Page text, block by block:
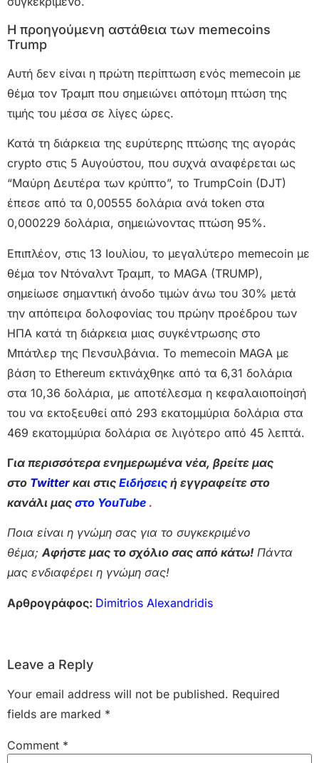
Η προηγούμενη αστάθεια των memecoins
Trump
Αυτή δεν είναι η πρώτη περίπτωση ενός memecoin με
θέμα τον Τραμπ που σημειώνει απότομη πτώση της
τιμής του μέσα σε λίγες ώρες.
Κατά τη διάρκεια της ευρύτερης πτώσης της αγοράς
crypto στις 5 Αυγούστου, που συχνά αναφέρεται ως
“Μαύρη Δευτέρα των κρύπτο”, το TrumpCoin (DJT)
έπεσε από τα 0,00555 δολάρια ανά token στα
0,000229 δολάρια, σημειώνοντας πτώση 95%.
Επιπλέον, στις 13 Ιουλίου, το μεγαλύτερο memecoin με
θέμα τον Ντόναλντ Τραμπ, το MAGA (TRUMP),
σημείωσε σημαντική άνοδο τιμών άνω του 30% μετά
την απόπειρα δολοφονίας του πρώην προέδρου των
ΗΠΑ κατά τη διάρκεια μιας συγκέντρωσης στο
Μπάτλερ της Πενσυλβάνια. Το memecoin MAGA με
βάση το Ethereum εκτινάχθηκε από τα 6,31 δολάρια
στα 10,36 δολάρια, με αποτέλεσμα η κεφαλαιοποίησή
του να εκτοξευθεί από 293 εκατομμύρια δολάρια στα
469 εκατομμύρια δολάρια σε λιγότερο από 45 λεπτά.
Για περισσότερα ενημερωμένα νέα, βρείτε μας
στο Twitter και στις Ειδήσεις ή εγγραφείτε στο
κανάλι μας στο YouTube .
Ποια είναι η γνώμη σας για το συγκεκριμένο
θέμα;Αφήστε μας το σχόλιο σας από κάτω! Πάντα
μας ενδιαφέρει η γνώμη σας!
Αρθρογράφος: Dimitrios Alexandridis
Leave a Reply
Your email address will not be published. Required
fields are marked *
Comment *